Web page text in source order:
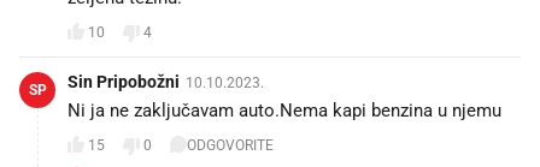
10 4
SP Sin Pripobožni 10.10.2023.
Ni ja ne zaključavam auto.Nema kapi benzina u njemu
15 0 ODGOVORITE